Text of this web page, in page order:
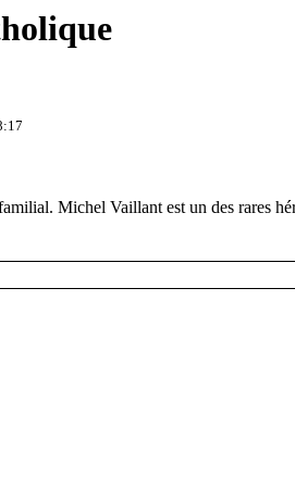
Michel Vaillant est un des rares